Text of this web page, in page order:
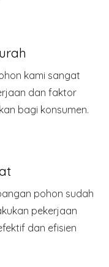
kami sangat
dan faktor
bagi konsumen.
pohon sudah
pekerjaan
dan efisien